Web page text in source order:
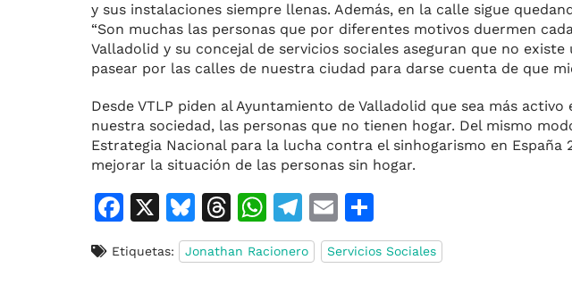
y sus instalaciones siempre llenas. Además, en la calle sigue
“Son muchas las personas que por diferentes motivos duermen
Valladolid y su concejal de servicios sociales aseguran que no
pasear por las calles de nuestra ciudad para darse cuenta de que
Desde VTLP piden al Ayuntamiento de Valladolid que sea más
nuestra sociedad, las personas que no tienen hogar. Del mismo
Estrategia Nacional para la lucha contra el sinhogarismo en
mejorar la situación de las personas sin hogar.
F
c
X
Bl
u
e
T
h
re
W
h
at
T
el
e
E
m
ai
o
m
Etiquetas: Jonathan Racionero Servicios Sociales